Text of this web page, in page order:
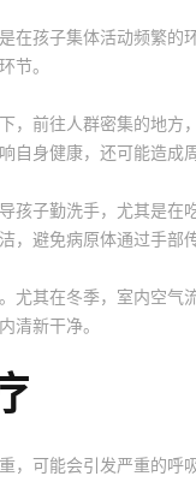
在孩子集体活动频繁的
节。
，前往人群密集的地方
身健康，还可能造成
孩子勤洗手，尤其是在
避免病原体通过手部
尤其在冬季，室内空气
清新干净。
，可能会引发严重的呼